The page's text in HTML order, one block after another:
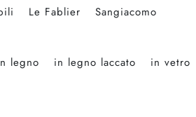
Le Fablier Sangiacomo
legno in legno laccato in vetro